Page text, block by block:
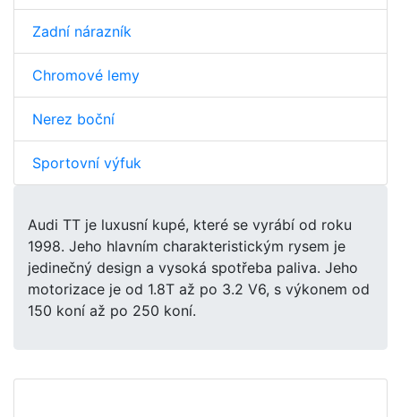
Zadní nárazník
Chromové lemy
Nerez boční
Sportovní výfuk
Audi TT je luxusní kupé, které se vyrábí od roku
1998. Jeho hlavním charakteristickým rysem je
jedinečný design a vysoká spotřeba paliva. Jeho
motorizace je od 1.8T až po 3.2 V6, s výkonem od
150 koní až po 250 koní.